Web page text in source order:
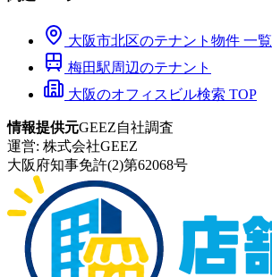
大阪市北区のテナント物件 一覧
梅田駅周辺のテナント
大阪のオフィスビル検索 TOP
情報提供元GEEZ自社調査
運営: 株式会社GEEZ
大阪府知事免許(2)第62068号